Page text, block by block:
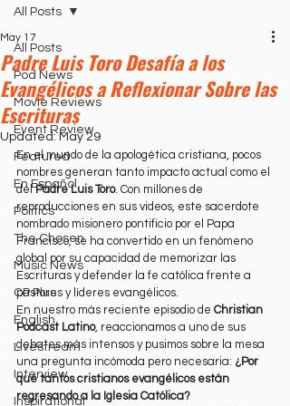
All Posts
Pod News
Movie Reviews
Event Review
Featured
En Español
Politics
The Chosen
Music News
CP Plus
English
Livestream
Interview
Inspirational
All Posts
Padre Luis Toro Desafía a los
Evangélicos a Reflexionar Sobre las
Escrituras
May 17
Updated: May 29
En el mundo de la apologética cristiana, pocos
nombres generan tanto impacto actual como el
del Padre Luis Toro. Con millones de
reproducciones en sus videos, este sacerdote
nombrado misionero pontificio por el Papa
Francisco, se ha convertido en un fenómeno
global por su capacidad de memorizar las
Escrituras y defender la fe católica frente a
pastores y líderes evangélicos.
En nuestro más reciente episodio de Christian
Podcast Latino, reaccionamos a uno de sus
debates más intensos y pusimos sobre la mesa
una pregunta incómoda pero necesaria: ¿Por
qué tantos cristianos evangélicos están
regresando a la Iglesia Católica?